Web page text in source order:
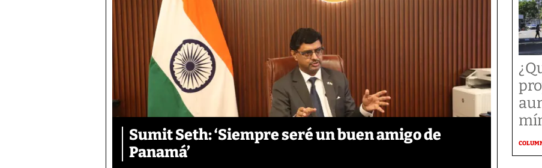
Sumit Seth: ‘Siempre seré un buen amigo de
Panamá’